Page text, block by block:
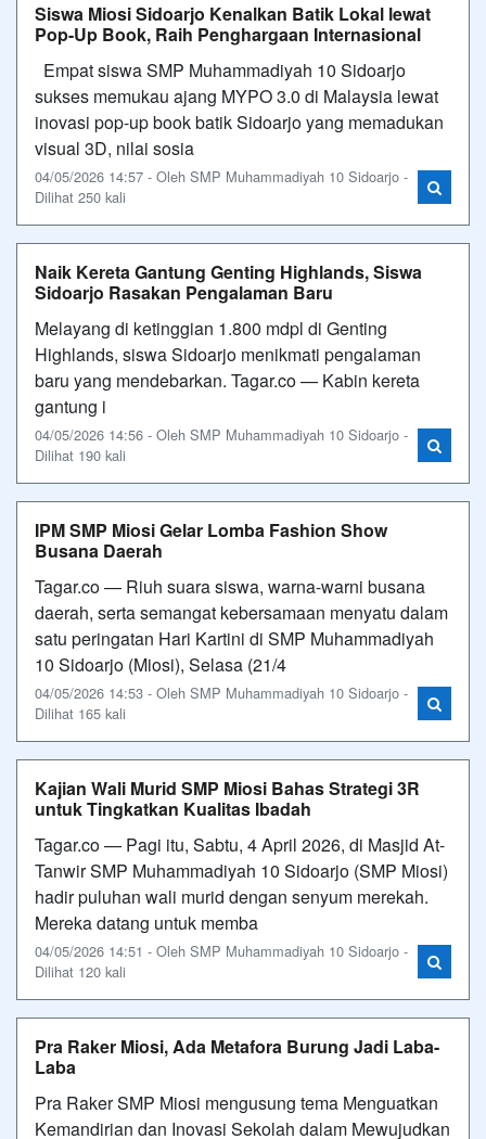
Siswa Miosi Sidoarjo Kenalkan Batik Lokal lewat
Pop-Up Book, Raih Penghargaan Internasional
Empat siswa SMP Muhammadiyah 10 Sidoarjo
sukses memukau ajang MYPO 3.0 di Malaysia lewat
inovasi pop-up book batik Sidoarjo yang memadukan
visual 3D, nilai sosia
04/05/2026 14:57 - Oleh SMP Muhammadiyah 10 Sidoarjo -
Dilihat 250 kali
Naik Kereta Gantung Genting Highlands, Siswa
Sidoarjo Rasakan Pengalaman Baru
Melayang di ketinggian 1.800 mdpl di Genting
Highlands, siswa Sidoarjo menikmati pengalaman
baru yang mendebarkan. Tagar.co — Kabin kereta
gantung i
04/05/2026 14:56 - Oleh SMP Muhammadiyah 10 Sidoarjo -
Dilihat 190 kali
IPM SMP Miosi Gelar Lomba Fashion Show
Busana Daerah
Tagar.co — Riuh suara siswa, warna-warni busana
daerah, serta semangat kebersamaan menyatu dalam
satu peringatan Hari Kartini di SMP Muhammadiyah
10 Sidoarjo (Miosi), Selasa (21/4
04/05/2026 14:53 - Oleh SMP Muhammadiyah 10 Sidoarjo -
Dilihat 165 kali
Kajian Wali Murid SMP Miosi Bahas Strategi 3R
untuk Tingkatkan Kualitas Ibadah
Tagar.co — ​Pagi itu, Sabtu, 4 April 2026, di Masjid At-
Tanwir SMP Muhammadiyah 10 Sidoarjo (SMP Miosi)
hadir puluhan wali murid dengan senyum merekah.
Mereka datang untuk memba
04/05/2026 14:51 - Oleh SMP Muhammadiyah 10 Sidoarjo -
Dilihat 120 kali
Pra Raker Miosi, Ada Metafora Burung Jadi Laba-
Laba
Pra Raker SMP Miosi mengusung tema Menguatkan
Kemandirian dan Inovasi Sekolah dalam Mewujudkan